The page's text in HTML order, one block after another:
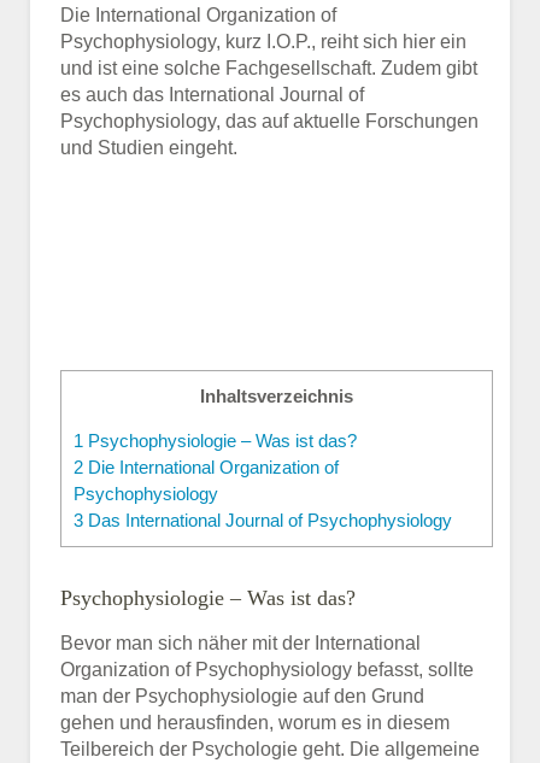
Die International Organization of
Psychophysiology, kurz I.O.P., reiht sich hier ein
und ist eine solche Fachgesellschaft. Zudem gibt
es auch das International Journal of
Psychophysiology, das auf aktuelle Forschungen
und Studien eingeht.
Inhaltsverzeichnis
1 Psychophysiologie – Was ist das?
2 Die International Organization of
Psychophysiology
3 Das International Journal of Psychophysiology
Psychophysiologie – Was ist das?
Bevor man sich näher mit der International
Organization of Psychophysiology befasst, sollte
man der Psychophysiologie auf den Grund
gehen und herausfinden, worum es in diesem
Teilbereich der Psychologie geht. Die allgemeine